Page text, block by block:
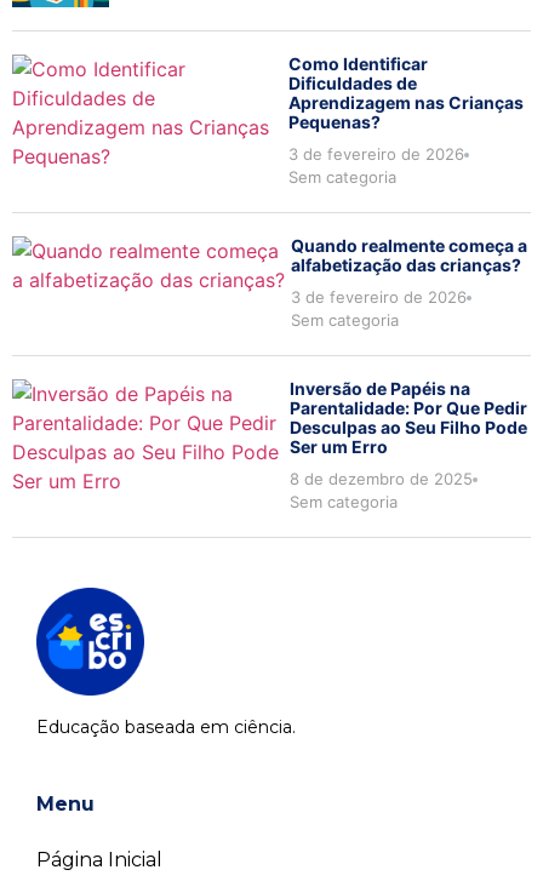
Como Identificar
Dificuldades de
Aprendizagem nas Crianças
Pequenas?
3 de fevereiro de 2026
Sem categoria
Quando realmente começa a
alfabetização das crianças?
3 de fevereiro de 2026
Sem categoria
Inversão de Papéis na
Parentalidade: Por Que Pedir
Desculpas ao Seu Filho Pode
Ser um Erro
8 de dezembro de 2025
Sem categoria
Educação baseada em ciência.
Menu
Página Inicial